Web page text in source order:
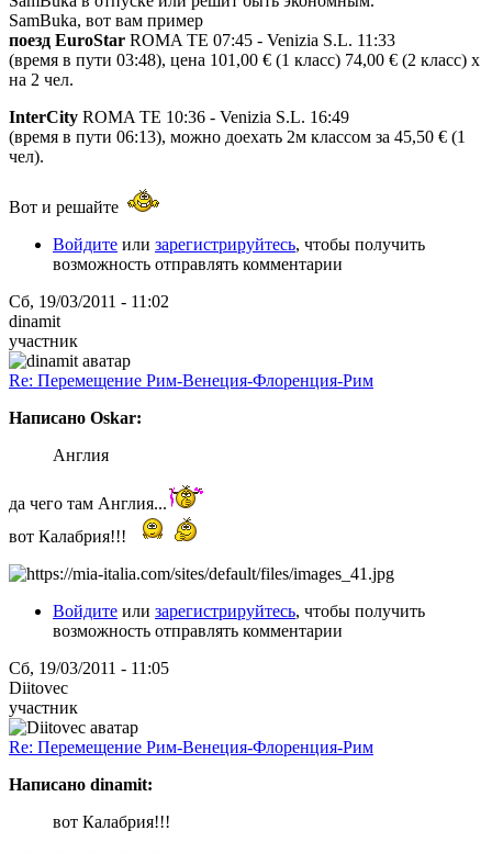
SamBuka, вот вам пример
поезд EuroStar ROMA TE 07:45 - Venizia S.L. 11:33
(время в пути 03:48), цена 101,00 € (1 класс) 74,00 € (2 класс) х
на 2 чел.
InterCity ROMA TE 10:36 - Venizia S.L. 16:49
(время в пути 06:13), можно доехать 2м классом за 45,50 € (1
чел).
Вот и решайте
Войдите или зарегистрируйтесь, чтобы получить
возможность отправлять комментарии
Сб, 19/03/2011 - 11:02
dinamit
участник
Re: Перемещение Рим-Венеция-Флоренция-Рим
Написано Oskar:
Англия
да чего там Англия...
вот Калабрия!!!
Войдите или зарегистрируйтесь, чтобы получить
возможность отправлять комментарии
Сб, 19/03/2011 - 11:05
Diitovec
участник
Re: Перемещение Рим-Венеция-Флоренция-Рим
Написано dinamit:
вот Калабрия!!!